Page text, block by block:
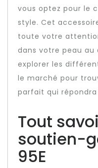
vous optez pour le
style. Cet
toute votre
dans votre peau au
explorer les
le marché pour
parfait qui
Tout
soutien-
95E